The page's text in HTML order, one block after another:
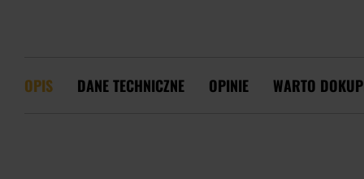
OPIS DANE TECHNICZNE OPINIE WARTO